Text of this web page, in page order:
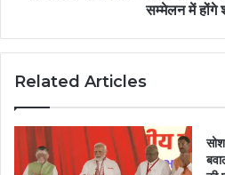
सम्मेलन में होंगे
Related Articles